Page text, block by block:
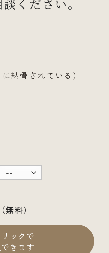
ください。
納骨されている）
料）
ックで
きます